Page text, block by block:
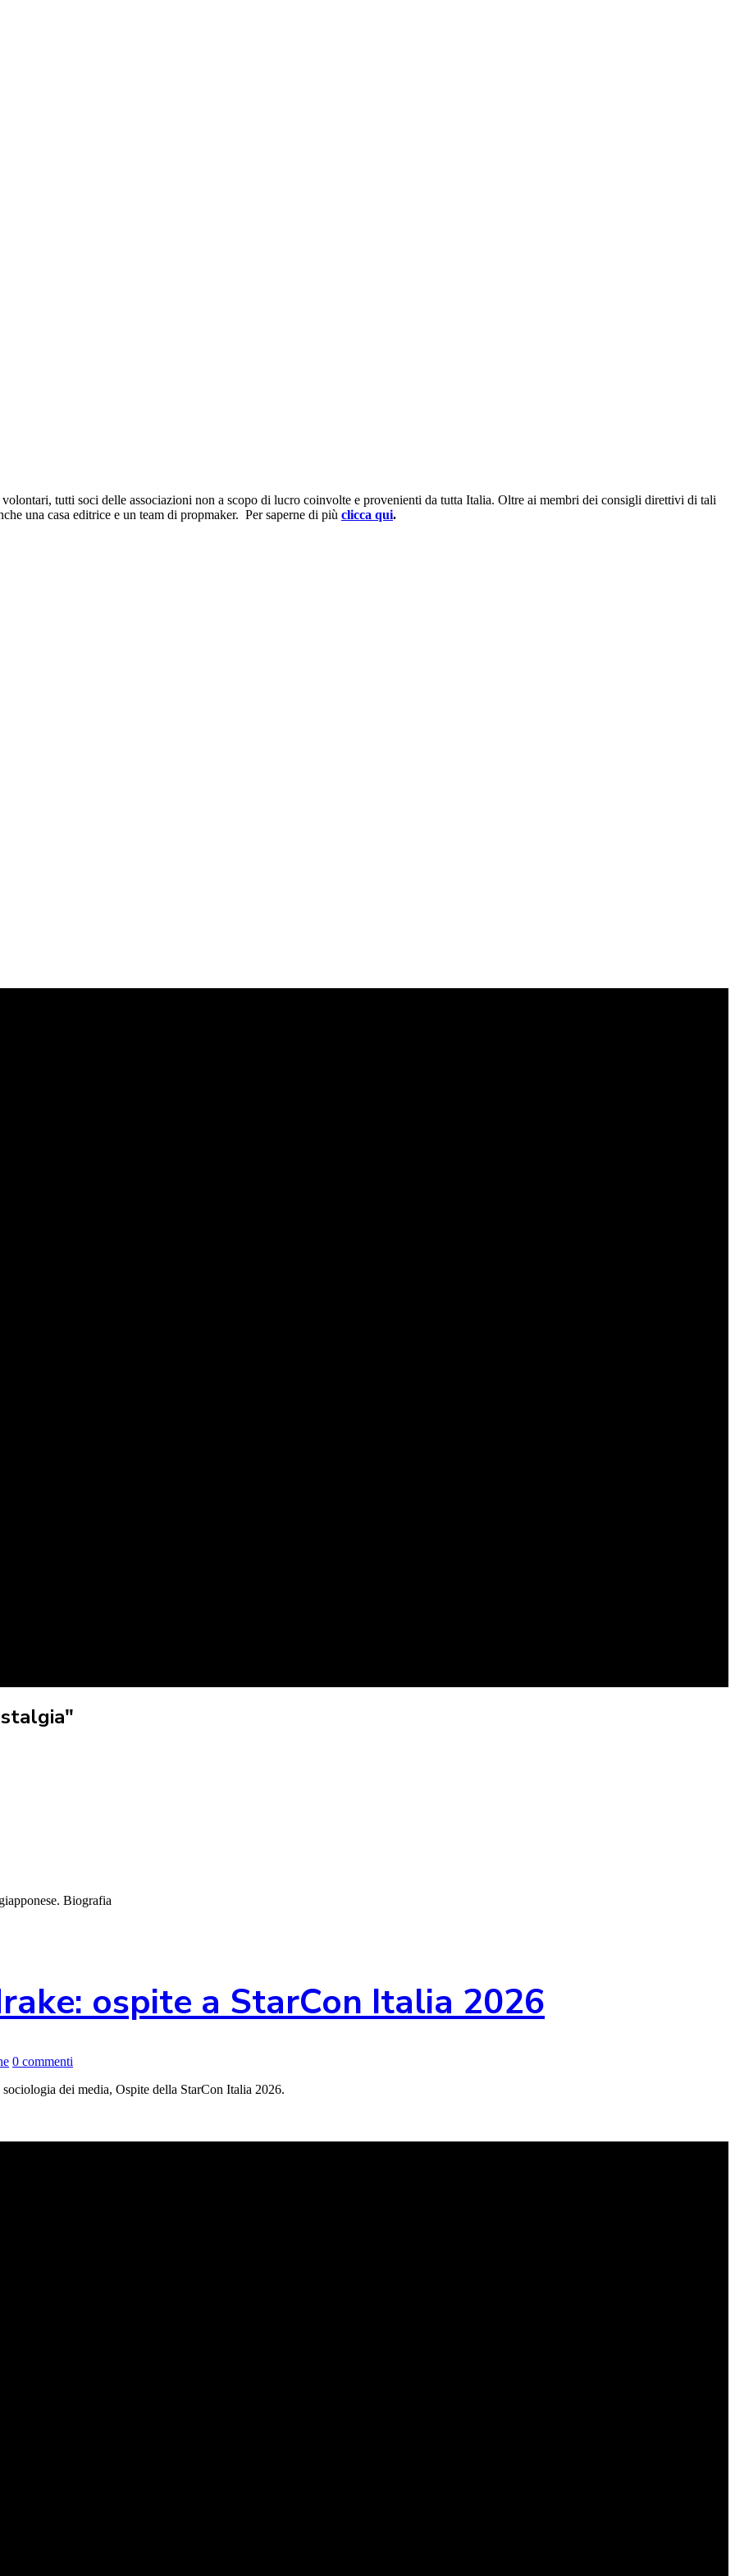
tutti soci delle associazioni non a scopo di lucro coinvolte e provenienti da tutta Italia. Oltre ai membri dei consigli direttivi di tali
una casa editrice e un team di propmaker. Per saperne di più clicca qui.
Biografia
ospite a StarCon Italia 2026
0 commenti
dei media, Ospite della StarCon Italia 2026.